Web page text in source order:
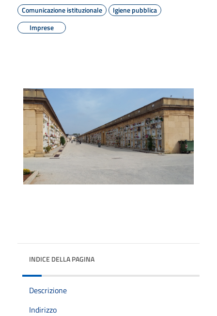
Comunicazione istituzionale
Igiene pubblica
Imprese
INDICE DELLA PAGINA
Descrizione
Indirizzo